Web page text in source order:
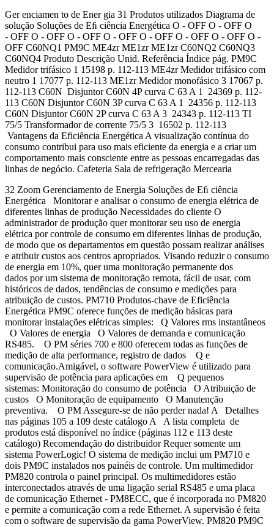
Ger enciamen to de Ener gia 31 Produtos utilizados Diagrama de
solução Soluções de Eﬁ ciência Energética O - OFF O - OFF O
- OFF O - OFF O - OFF O - OFF O - OFF O - OFF O - OFF O -
OFF C60NQ1 PM9C ME4zr ME1zr ME1zr C60NQ2 C60NQ3
C60NQ4 Produto Descrição Unid. Referência Índice pág. PM9C
Medidor trifásico 1 15198 p. 112-113 ME4zr Medidor trifásico com
neutro 1 17077 p. 112-113 ME1zr Medidor monofásico 3 17067 p.
112-113 C60N Disjuntor C60N 4P curva C 63 A 1 24369 p. 112-
113 C60N Disjuntor C60N 3P curva C 63 A 1 24356 p. 112-113
C60N Disjuntor C60N 2P curva C 63 A 3 24343 p. 112-113 TI
75/5 Transformador de corrente 75/5 3 16502 p. 112-113
Vantagens da Eficiência Energética A visualização contínua do
consumo contribui para uso mais eficiente da energia e a criar um
comportamento mais consciente entre as pessoas encarregadas das
linhas de negócio. Cafeteria Sala de refrigeração Mercearia
32 Zoom Gerenciamento de Energia Soluções de Eﬁ ciência
Energética Monitorar e analisar o consumo de energia elétrica de
diferentes linhas de produção Necessidades do cliente O
administrador de produção quer monitorar seu uso de energia
elétrica por controle de consumo em diferentes linhas de produção,
de modo que os departamentos em questão possam realizar análises
e atribuir custos aos centros apropriados. Visando reduzir o consumo
de energia em 10%, quer uma monitoração permanente dos
dados por um sistema de monitoração remota, fácil de usar, com
históricos de dados, tendências de consumo e medições para
atribuição de custos. PM710 Produtos-chave de Eficiência
Energética PM9C oferece funções de medição básicas para
monitorar instalações elétricas simples: Q Valores rms instantâneos
O Valores de energia O Valores de demanda e comunicação
RS485. O PM séries 700 e 800 oferecem todas as funções de
medição de alta performance, registro de dados Q e
comunicação.Amigável, o software PowerView é utilizado para
supervisão de potência para aplicações em Q pequenos
sistemas: Monitoração do consumo de potência O Atribuição de
custos O Monitoração de equipamento O Manutenção
preventiva. O PM Assegure-se de não perder nada! A Detalhes
nas páginas 105 a 109 deste catálogo A A lista completa de
produtos está disponível no índice (páginas 112 e 113 deste
catálogo) Recomendação do distribuidor Requer somente um
sistema PowerLogic! O sistema de medição inclui um PM710 e
dois PM9C instalados nos painéis de controle. Um multimedidor
PM820 controla o painel principal. Os multimedidores estão
interconectados através de uma ligação serial RS485 e uma placa
de comunicação Ethernet - PM8ECC, que é incorporada no PM820
e permite a comunicação com a rede Ethernet. A supervisão é feita
com o software de supervisão da gama PowerView. PM820 PM9C